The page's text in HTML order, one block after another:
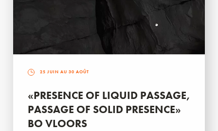
25 JUIN AU 30 AOÛT
«PRESENCE OF LIQUID PASSAGE,
PASSAGE OF SOLID PRESENCE»
BO VLOORS